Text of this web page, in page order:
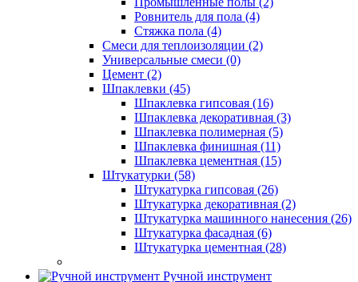
Ровнитель для пола (4)
Стяжка пола (4)
Смеси для теплоизоляции (2)
Универсальные смеси (0)
Цемент (2)
Шпаклевки (45)
Шпаклевка гипсовая (16)
Шпаклевка декоративная (3)
Шпаклевка полимерная (5)
Шпаклевка финишная (11)
Шпаклевка цементная (15)
Штукатурки (58)
Штукатурка гипсовая (26)
Штукатурка декоративная (2)
Штукатурка машинного нанесения (26)
Штукатурка фасадная (6)
Штукатурка цементная (28)
Ручной инструмент